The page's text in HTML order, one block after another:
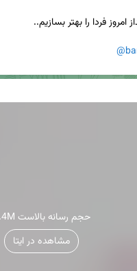
3.4M حجم رسانه بالاست
مشاهده در ایتا